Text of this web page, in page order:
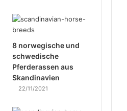
8 norwegische und
schwedische
Pferderassen aus
Skandinavien
22/11/2021